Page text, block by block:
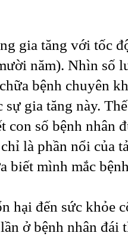
gia tăng với tốc
năm). Nhìn số
bệnh chuyên
sự gia tăng này.
con số bệnh nhân
là phần nổi của
biết mình mắc
hại đến sức khỏe
ở bệnh nhân